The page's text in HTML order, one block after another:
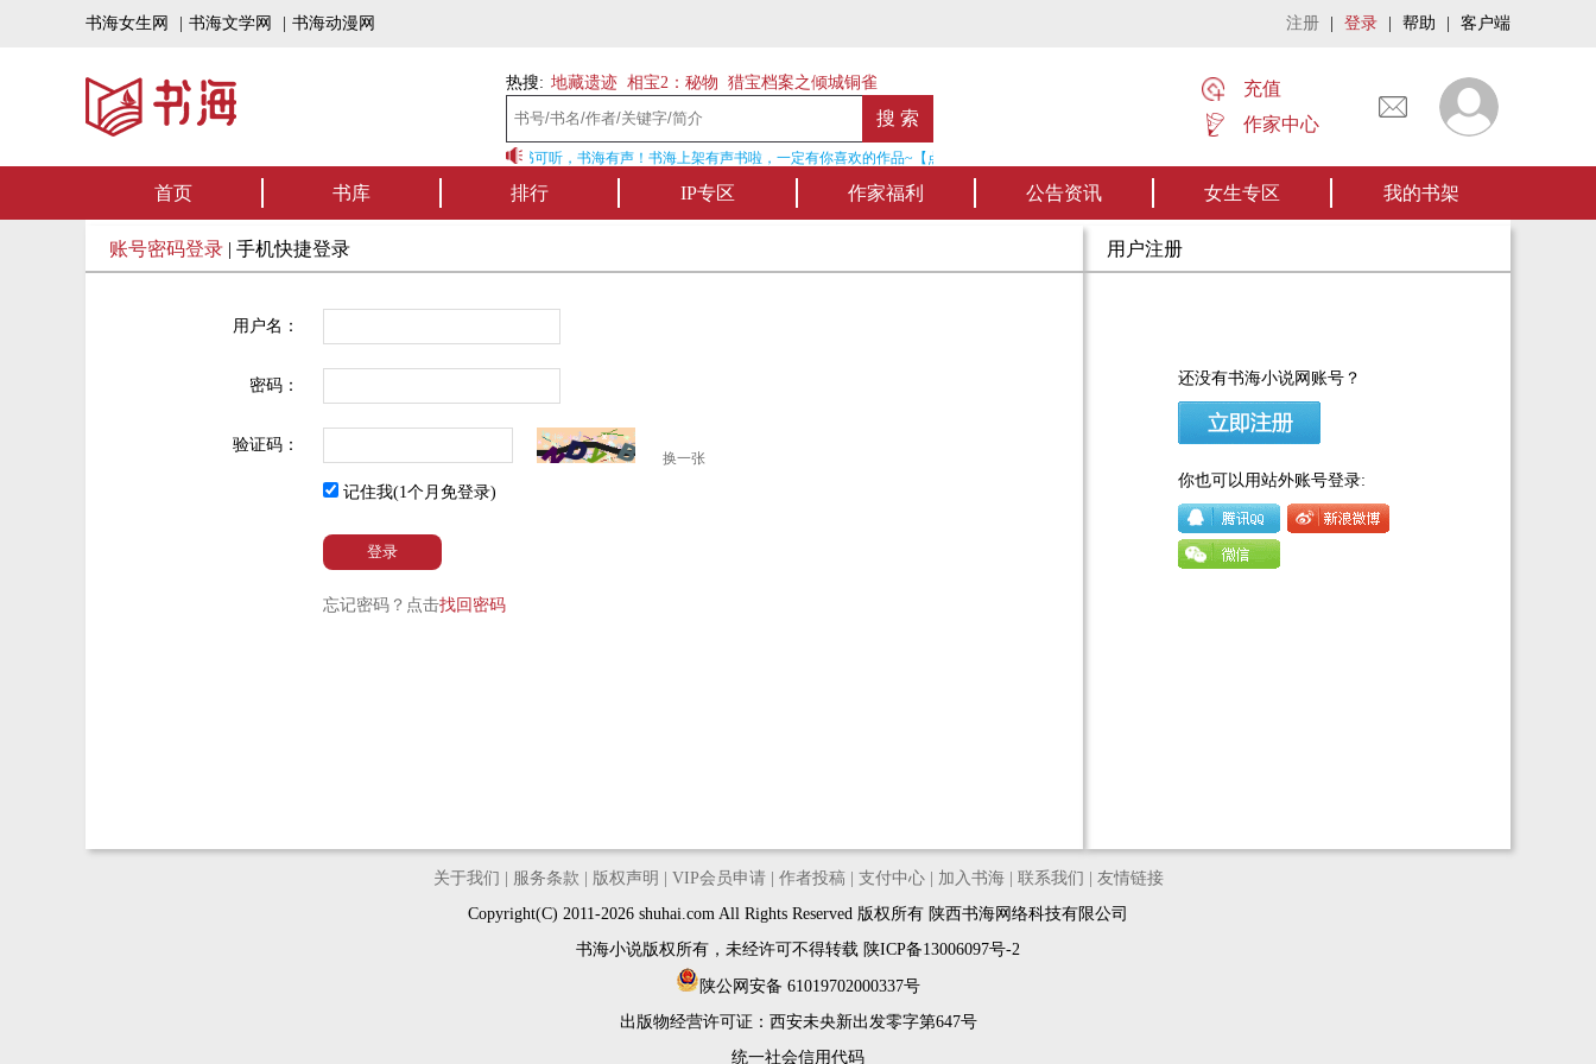
书海女生网 书海文学网 书海动漫网 注册 登录 帮助 客户端
热搜: 地藏遗迹 相宝2：秘物 猎宝档案之倾城铜雀
书海听书——好书可听，书海有声！书海上架有声书啦，一定有你喜欢的作品~【点我收听】
充值
作家中心
首页 书库 排行 IP专区 作家福利 公告资讯 女生专区 我的书架
账号密码登录 | 手机快捷登录
用户名：
密码：
验证码：
换一张
记住我(1个月免登录)
登录
忘记密码？点击找回密码
用户注册
还没有书海小说网账号？
你也可以用站外账号登录:
关于我们 服务条款 版权声明 VIP会员申请| 作者投稿| 支付中心| 加入书海| 联系我们
友情链接
Copyright(C) 2011-2026 shuhai.com All Rights Reserved 版权所有 陕西书海网络科技有限公司
书海小说版权所有，未经许可不得转载 陕ICP备13006097号-2
陕公网安备 61019702000337号
出版物经营许可证： 西安未央新出发零字第647号
统一社会信用代码